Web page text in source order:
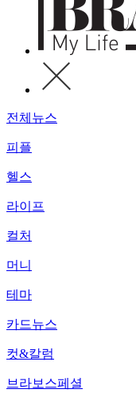
전체뉴스
피플
헬스
라이프
컬처
머니
테마
카드뉴스
컷&칼럼
브라보스페셜